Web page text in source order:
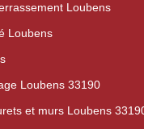
Loubens
Loubens
Loubens 33190
et murs Loubens